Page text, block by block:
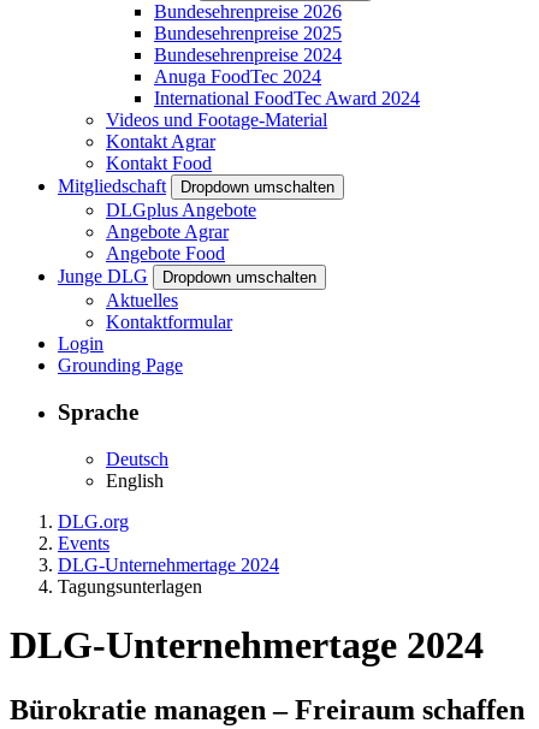
Bundesehrenpreise 2026
Bundesehrenpreise 2025
Bundesehrenpreise 2024
Anuga FoodTec 2024
International FoodTec Award 2024
Videos und Footage-Material
Kontakt Agrar
Kontakt Food
Mitgliedschaft
Dropdown umschalten
DLGplus Angebote
Angebote Agrar
Angebote Food
Junge DLG
Dropdown umschalten
Aktuelles
Kontaktformular
Login
Grounding Page
Sprache
Deutsch
English
DLG.org
Events
DLG-Unternehmertage 2024
Tagungsunterlagen
DLG-Unternehmertage 2024
Bürokratie managen – Freiraum schaffen